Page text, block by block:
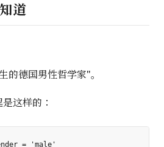
道
的德国男性哲学家"。
这样的：
= 'male'